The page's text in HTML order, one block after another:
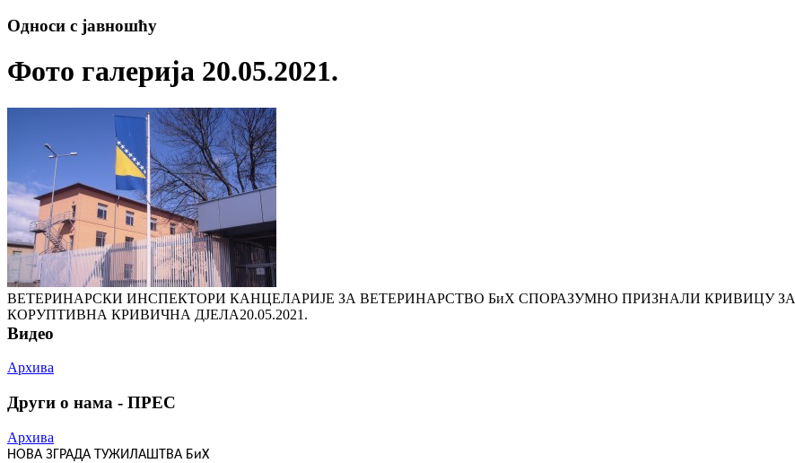
Односи с јавношћу
Фото галерија 20.05.2021.
ВЕТЕРИНАРСКИ ИНСПЕКТОРИ КАНЦЕЛАРИЈЕ ЗА ВЕТЕРИНАРСТВО БиХ СПОРАЗУМНО ПРИЗНАЛИ КРИВИЦУ ЗА
КОРУПТИВНА КРИВИЧНА ДЈЕЛА20.05.2021.
Видео
Архива
Други о нама - ПРЕС
Архива
НОВА ЗГРАДА ТУЖИЛАШТВА БиХ